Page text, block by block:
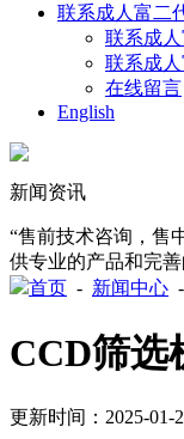
联系成人富二
联系成
联系成
在线留言
English
新闻资讯
“售前技术咨询，
供专业的产品和完
首页 - 新闻中心 -
CCD筛选
更新时间：2025-